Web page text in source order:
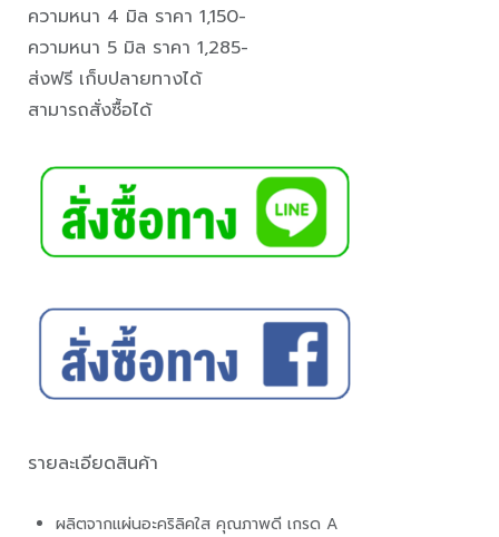
ความหนา 4 มิล ราคา 1,150-
ความหนา 5 มิล ราคา 1,285-
ส่งฟรี เก็บปลายทางได้
สามารถสั่งซื้อได้
รายละเอียดสินค้า
ผลิตจากแผ่นอะคริลิคใส คุณภาพดี เกรด A